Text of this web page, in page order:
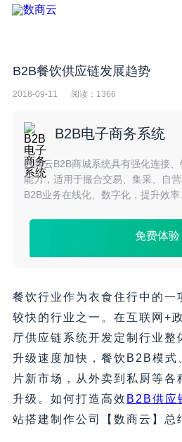
B2B餐饮供应链发展趋势
2018-09-11 阅读： 1366
B2B电子商务系统
数商云B2B商城系统具有强化连接
能力，适用于撮合交易、集采、自
B2B业务在线化、数字化，提升效率
免费体验
餐饮行业作为衣食住行中的一
较快的行业之一。在互联网+
厅供应链系统开发定制行业整
升级速度加快，餐饮B2B模式
片新市场，从外卖到私厨等各
升级。如何打造高效 B2B供应
站搭建制作公司【数商云】总